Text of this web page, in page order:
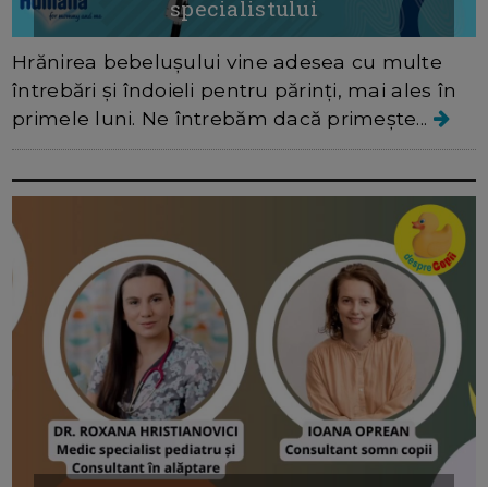
specialistului
Hrănirea bebelușului vine adesea cu multe
întrebări și îndoieli pentru părinți, mai ales în
primele luni. Ne întrebăm dacă primește...